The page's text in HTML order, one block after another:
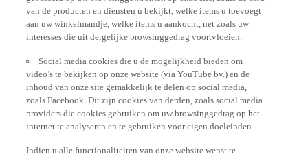
van de producten en diensten u bekijkt, welke items u toevoegt
aan uw winkelmandje, welke items u aankocht, net zoals uw
interesses die uit dergelijke browsinggedrag voortvloeien.
Social media cookies die u de mogelijkheid bieden om
video’s te bekijken op onze website (via YouTube bv.) en de
inhoud van onze site gemakkelijk te delen op social media,
zoals Facebook. Dit zijn cookies van derden, zoals social media
providers die cookies gebruiken om uw browsinggedrag op het
internet te analyseren en te gebruiken voor eigen doeleinden.
Indien u alle functionaliteiten van onze website wenst te